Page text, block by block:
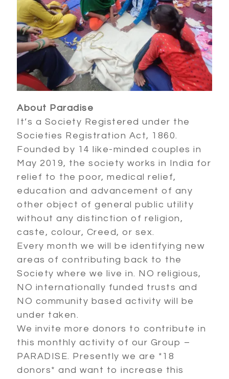
About Paradise
It’s a Society Registered under the
Societies Registration Act, 1860.
Founded by 14 like-minded couples in
May 2019, the society works in India for
relief to the poor, medical relief,
education and advancement of any
other object of general public utility
without any distinction of religion,
caste, colour, Creed, or sex.
Every month we will be identifying new
areas of contributing back to the
Society where we live in. NO religious,
NO internationally funded trusts and
NO community based activity will be
under taken.
We invite more donors to contribute in
this monthly activity of our Group –
PARADISE. Presently we are *18
donors* and want to increase this